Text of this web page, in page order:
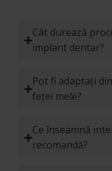
Cât durează
implant dentar?
Pot fi adaptați
feței mele?
Ce înseamnă
recomandă?